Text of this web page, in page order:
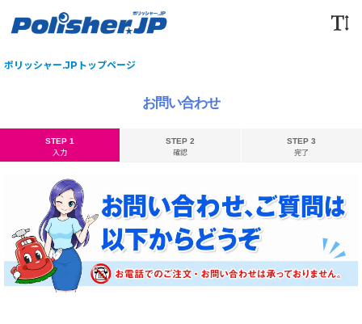
ポリッシャー.JPトップページ
お問い合わせ
STEP 1
入力
STEP 2
確認
STEP 3
完了